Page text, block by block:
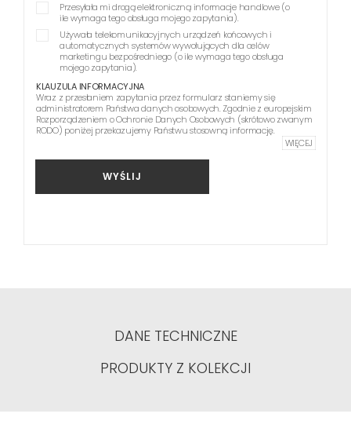
Przesyłała mi drogą elektroniczną informacje handlowe (o
ile wymaga tego obsługa mojego zapytania).
Używała telekomunikacyjnych urządzeń końcowych i
automatycznych systemów wywołujących dla celów
marketingu bezpośredniego (o ile wymaga tego obsługa
mojego zapytania).
KLAUZULA INFORMACYJNA
Wraz z przesłaniem zapytania przez formularz staniemy się
administratorem Państwa danych osobowych. Zgodnie z europejskim
Rozporządzeniem o Ochronie Danych Osobowych (skrótowo zwanym
RODO) poniżej przekazujemy Państwu stosowną informację.
WIĘCEJ
WYŚLIJ
DANE TECHNICZNE
PRODUKTY Z KOLEKCJI